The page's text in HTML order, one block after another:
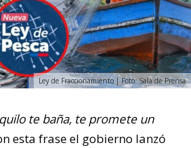
Ley de Fraccionamiento | Foto: Sala de Prensa
te baña, te promete un
esta frase el gobierno lanzó